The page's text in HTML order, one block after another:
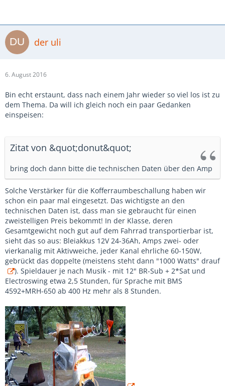
der uli
6. August 2016
Bin echt erstaunt, dass nach einem Jahr wieder so viel los ist zu
dem Thema. Da will ich gleich noch ein paar Gedanken
einspeisen:
Zitat von &quot;donut&quot;
bring doch dann bitte die technischen Daten über den Amp
Solche Verstärker für die Kofferraumbeschallung haben wir
schon ein paar mal eingesetzt. Das wichtigste an den
technischen Daten ist, dass man sie gebraucht für einen
zweistelligen Preis bekommt! In der Klasse, deren
Gesamtgewicht noch gut auf dem Fahrrad transportierbar ist,
sieht das so aus: Bleiakkus 12V 24-36Ah, Amps zwei- oder
vierkanalig mit Aktivweiche, jeder Kanal ehrliche 60-150W,
gebrückt das doppelte (meistens steht dann "1000 Watts" drauf
). Spieldauer je nach Musik - mit 12" BR-Sub + 2*Sat und
Electroswing etwa 2,5 Stunden, für Sprache mit BMS
4592+MRH-650 ab 400 Hz mehr als 8 Stunden.